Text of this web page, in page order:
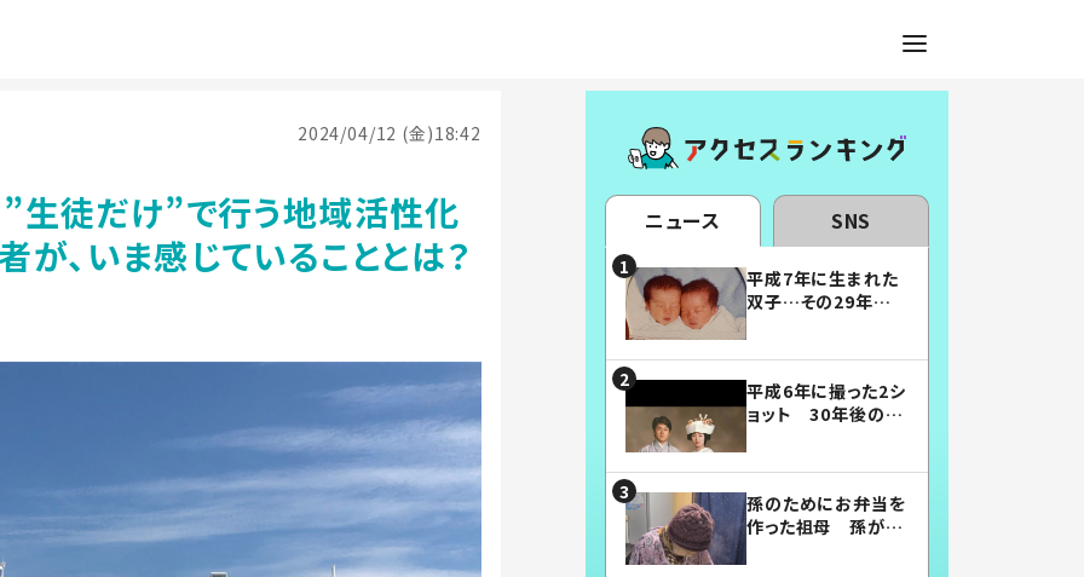
2024/04/12 (金)18:42
生徒だけ”で行う地域活性化
、いま感じていることとは？
ニュース SNS
平成7年に生まれた
双子…その29年後
平成6年に撮った2シ
ョット 30年後の姿
孫のためにお弁当を
作った祖母 孫が絶